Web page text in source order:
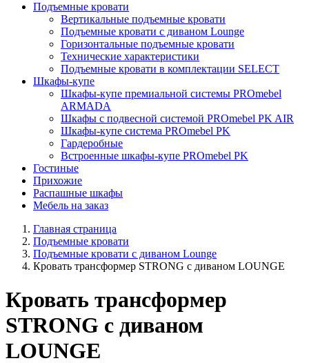
Подъемные кровати
Вертикальные подъемные кровати
Подъемные кровати с диваном Lounge
Горизонтальные подъемные кровати
Технические характеристики
Подъемные кровати в комплектации SELECT
Шкафы-купе
Шкафы-купе премиальной системы PROmebel
ARMADA
Шкафы с подвесной системой PROmebel PK AIR
Шкафы-купе система PROmebel PK
Гардеробные
Встроенные шкафы-купе PROmebel PK
Гостиные
Прихожие
Распашные шкафы
Мебель на заказ
Главная страница
Подъемные кровати
Подъемные кровати с диваном Lounge
Кровать трансформер STRONG с диваном LOUNGE
Кровать трансформер
STRONG с диваном
LOUNGE